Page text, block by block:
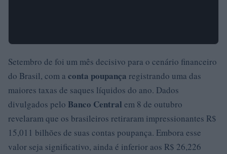
Setembro de foi um mês decisivo para o cenário financeiro
do Brasil, com a conta poupança registrando uma das
maiores taxas de saques líquidos do ano. Dados
divulgados pelo Banco Central em 8 de outubro
revelaram que os brasileiros retiraram impressionantes R$
15,011 bilhões de suas contas poupança. Embora esse
valor seja significativo, ainda é inferior aos R$ 26,226